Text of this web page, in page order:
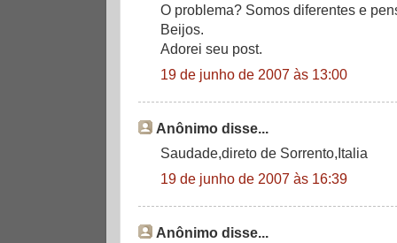
O problema? Somos diferentes e
Beijos.
Adorei seu post.
19 de junho de 2007 às 13:00
Anônimo disse...
Saudade,direto de Sorrento,Italia
19 de junho de 2007 às 16:39
Anônimo disse...